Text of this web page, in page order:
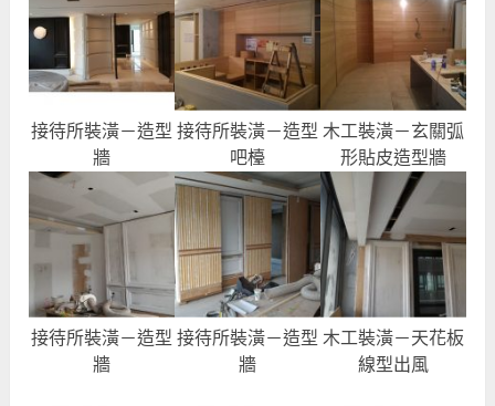
接待所裝潢－造型
牆
接待所裝潢－造型
吧檯
木工裝潢－玄關弧
形貼皮造型牆
接待所裝潢－造型
牆
接待所裝潢－造型
牆
木工裝潢－天花板
線型出風